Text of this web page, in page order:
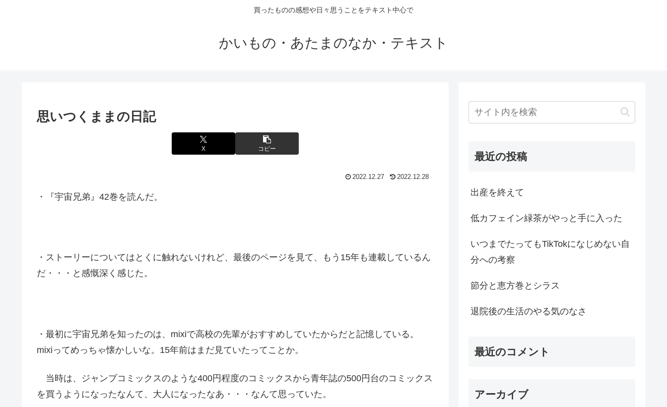
買ったものの感想や日々思うことをテキスト中心で
かいもの・あたまのなか・テキスト
思いつくままの日記
X コピー
2022.12.27 2022.12.28
・『宇宙兄弟』42巻を読んだ。
・ストーリーについてはとくに触れないけれど、最後のページを見て、もう15年も連載しているん
だ・・・と感慨深く感じた。
・最初に宇宙兄弟を知ったのは、mixiで高校の先輩がおすすめしていたからだと記憶している。
mixiってめっちゃ懐かしいな。15年前はまだ見ていたってことか。
当時は、ジャンプコミックスのような400円程度のコミックスから青年誌の500円台のコミックス
を買うようになったなんて、大人になったなあ・・・なんて思っていた。
最近の投稿
出産を終えて
低カフェイン緑茶がやっと手に入った
いつまでたってもTikTokになじめない自
分への考察
節分と恵方巻とシラス
退院後の生活のやる気のなさ
最近のコメント
アーカイブ